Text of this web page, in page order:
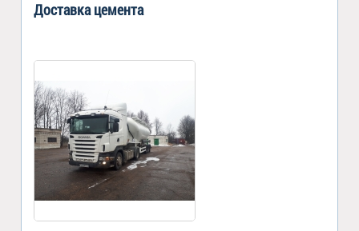
Доставка цемента